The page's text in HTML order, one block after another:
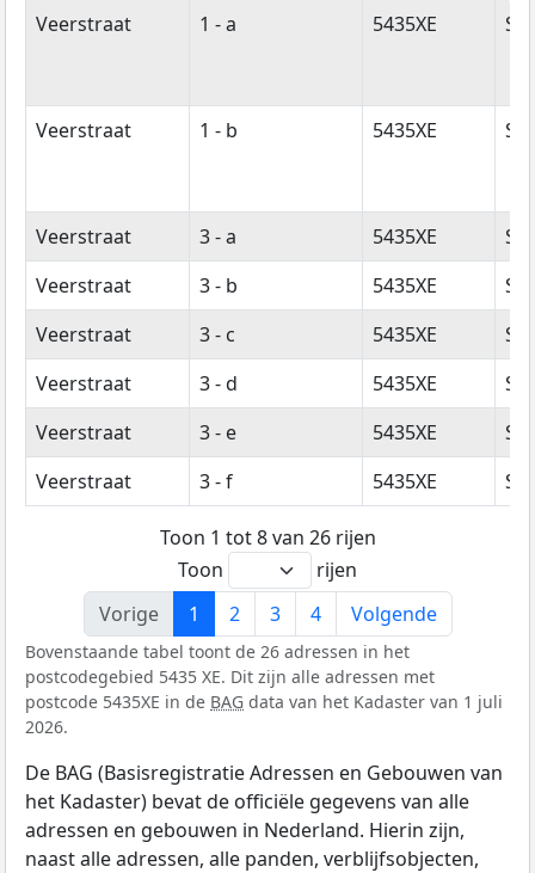
Straatnaam
Huisnummer Postcode
Veerstraat 1 - a 5435XE
Veerstraat 1 - b 5435XE
Veerstraat 3 - a 5435XE
Veerstraat
3 - b 5435XE
Veerstraat
3 - c 5435XE
Veerstraat
3 - d 5435XE
Veerstraat
3 - e 5435XE
Veerstraat
3 - f 5435XE
Toon 1 tot 8 van 26 rijen
Toon
rijen
Vorige
1 2 3 4 Volgende
Bovenstaande tabel toont de 26 adressen in het
postcodegebied 5435 XE. Dit zijn alle adressen met
postcode 5435XE in de BAG data van het Kadaster van 1 juli
2026.
De BAG (Basisregistratie Adressen en Gebouwen van
het Kadaster) bevat de officiële gegevens van alle
adressen en gebouwen in Nederland. Hierin zijn,
naast alle adressen, alle panden, verblijfsobjecten,